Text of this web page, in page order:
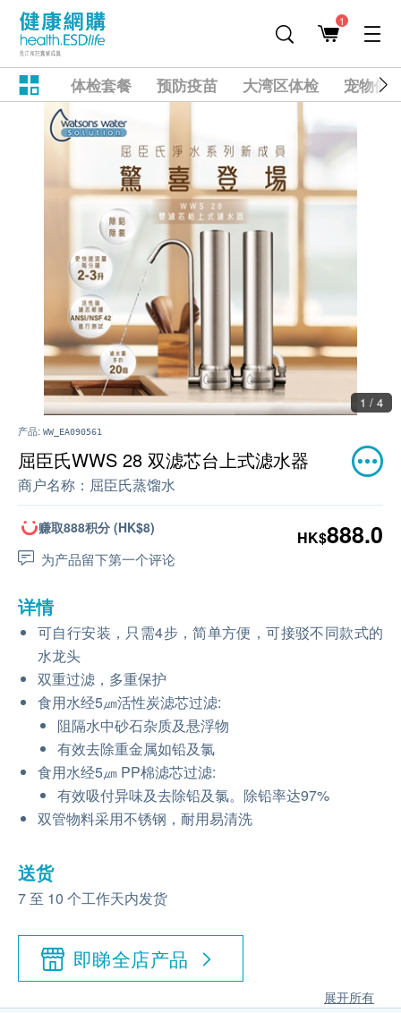
1
体检套餐 预防疫苗 大湾区体检 宠物健
1 / 4
产品: WW_EA090561
屈臣氏WWS 28 双滤芯台上式滤水器
商户名称： 屈臣氏蒸馏水
赚取888积分 (HK$8)
为产品留下第一个评论
HK$888.0
详情
可自行安装，只需4步，简单方便，可接驳不同款式的
水龙头
双重过滤，多重保护
食用水经5㎛活性炭滤芯过滤:
阻隔水中砂石杂质及悬浮物
有效去除重金属如铅及氯
食用水经5㎛ PP棉滤芯过滤:
有效吸付异味及去除铅及氯。除铅率达97%
双管物料采用不锈钢，耐用易清洗
送货
7 至 10 个工作天内发货
即睇全店产品
展开所有